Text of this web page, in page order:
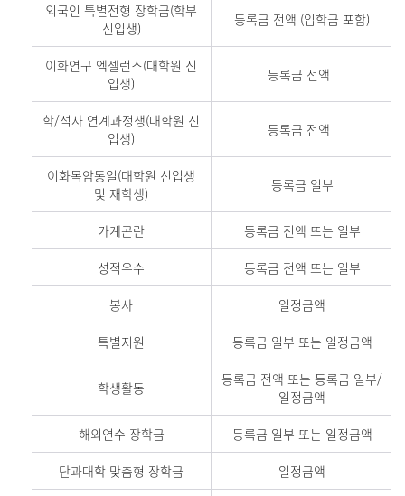
외국인 특별전형 장학금(학부
신입생)
등록금 전액 (입학금 포함)
이화연구 엑셀런스(대학원 신
입생)
등록금 전액
학/석사 연계과정생(대학원 신
입생)
등록금 전액
이화목암통일(대학원 신입생
및 재학생)
등록금 일부
가계곤란 등록금 전액 또는 일부
성적우수 등록금 전액 또는 일부
봉사 일정금액
특별지원 등록금 일부 또는 일정금액
학생활동
등록금 전액 또는 등록금 일부/
일정금액
해외연수 장학금 등록금 일부 또는 일정금액
단과대학 맞춤형 장학금 일정금액